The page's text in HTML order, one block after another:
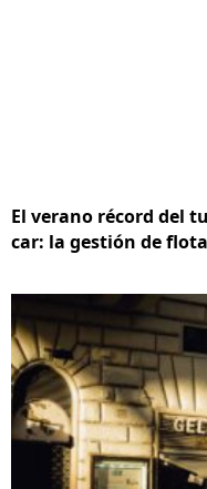
El verano récord del
car: la gestión de